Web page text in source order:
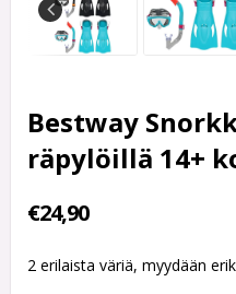
Bestway
räpylöillä 14+
€24,90
2 erilaista väriä, myydään